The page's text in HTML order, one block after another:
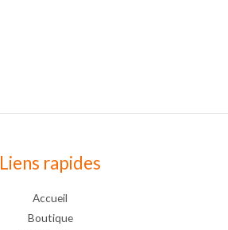
Liens rapides
Accueil
Boutique